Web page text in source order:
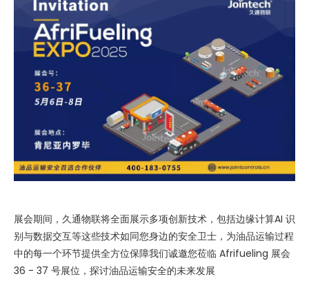
展会期间，久通物联将全面展示多项创新技术，包括边缘计算AI 识
别与数据交互等这些技术如同您身边的安全卫士，为油品运输过程
中的每一个环节提供全方位保障我们诚邀您莅临 Afrifueling 展会
36 - 37 号展位，探讨油品运输安全的未来发展